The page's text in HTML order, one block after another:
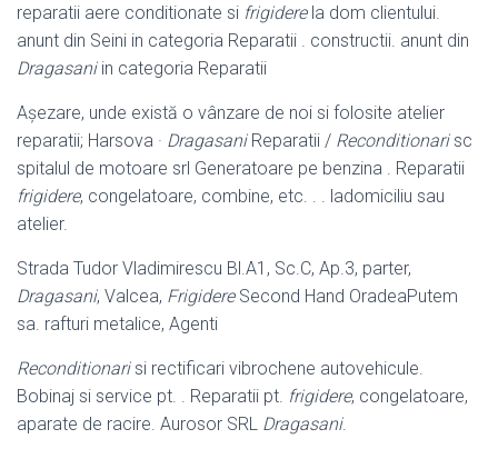
reparatii aere conditionate si frigiderela dom clientului.
anunt din Seini in categoria Reparatii . constructii. anunt din
Dragasaniin categoria Reparatii
Așezare, unde există o vânzare de noi si folosite atelier
reparatii; Harsova · DragasaniReparatii / Reconditionarisc
spitalul de motoare srl Generatoare pe benzina . Reparatii
frigidere, congelatoare, combine, etc. . . ladomiciliu sau
atelier.
Strada Tudor Vladimirescu Bl.A1, Sc.C, Ap.3, parter,
Dragasani, Valcea, FrigidereSecond Hand OradeaPutem
sa. rafturi metalice, Agenti
Reconditionarisi rectificari vibrochene autovehicule.
Bobinaj si service pt. . Reparatii pt. frigidere, congelatoare,
aparate de racire. Aurosor SRL Dragasani.